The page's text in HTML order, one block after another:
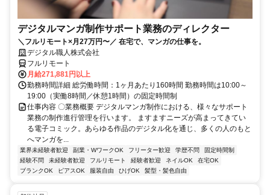
デジタルマンガ制作サポート業務のディレクター
＼フルリモート×月27万円〜／ 在宅で、マンガの仕事を。
デジタル職人株式会社
フルリモート
月給271,881円以上
勤務時間詳細 総労働時間：1ヶ月あたり160時間 勤務時間は10:00～
19:00（実働8時間／休憩1時間）の固定時間制
仕事内容 〇業務概要 デジタルマンガ制作における、様々なサポート
業務の制作進行管理を行います。 ますますニーズが高まってきてい
る電子コミック。あらゆる作品のデジタル化を通じ、多くの人のもと
へマンガを...
業界未経験者歓迎 副業・WワークOK フリーター歓迎 学歴不問
固定時間制
経験不問
未経験者歓迎 フルリモート 経験者歓迎 ネイルOK
在宅OK
ブランクOK
ピアスOK 服装自由 ひげOK 髪型・髪色自由